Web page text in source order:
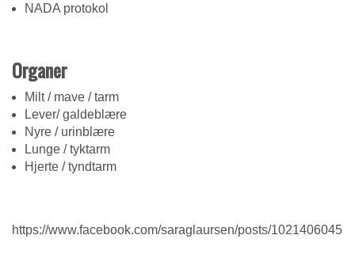
NADA protokol
Organer
Milt / mave / tarm
Lever/ galdeblære
Nyre / urinblære
Lunge / tyktarm
Hjerte / tyndtarm
https://www.facebook.com/saraglaursen/posts/